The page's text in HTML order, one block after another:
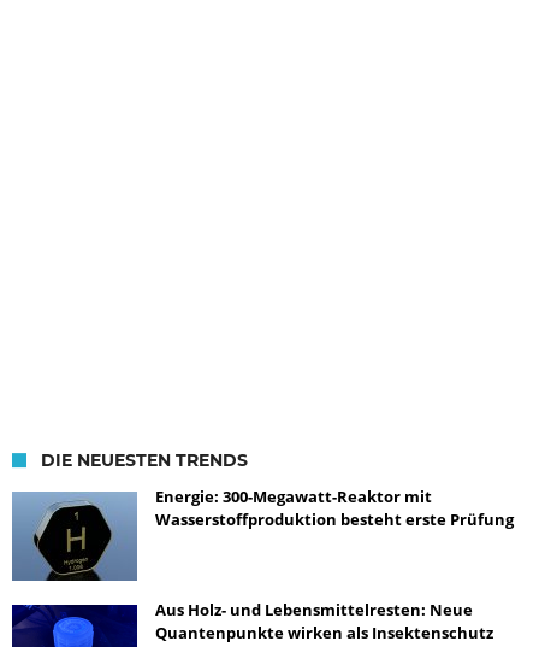
DIE NEUESTEN TRENDS
Energie: 300-Megawatt-Reaktor mit
Wasserstoffproduktion besteht erste Prüfung
Aus Holz- und Lebensmittelresten: Neue
Quantenpunkte wirken als Insektenschutz